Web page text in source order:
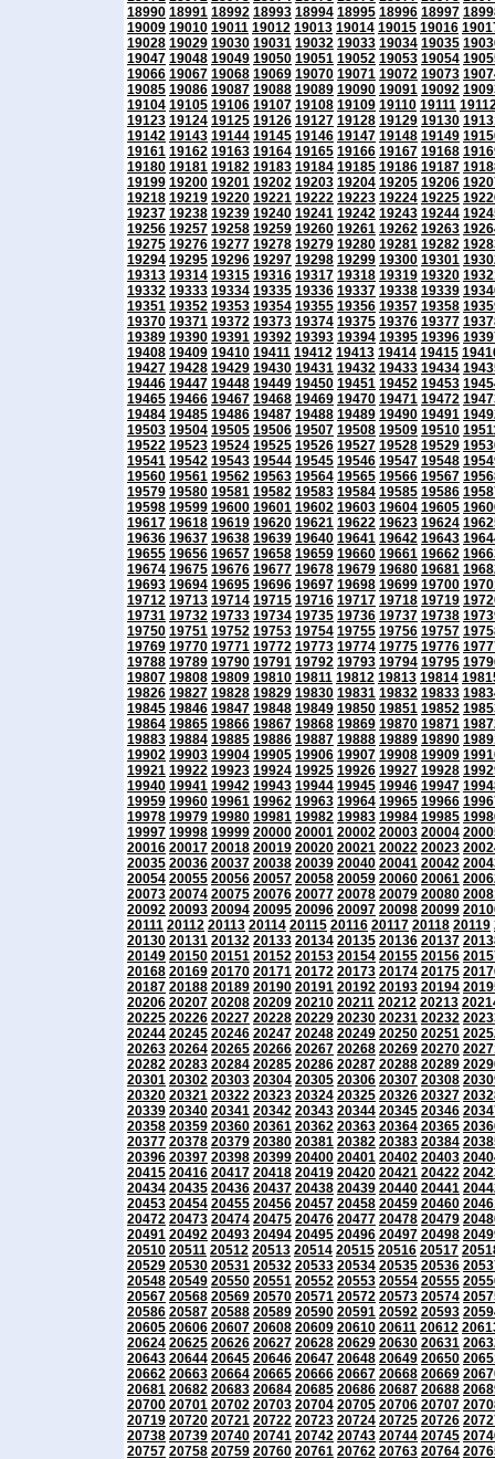
18990 18991 18992 18993 18994 18995 18996 18997
19009 19010 19011 19012 19013 19014 19015 19016
19028 19029 19030 19031 19032 19033 19034 19035
19047 19048 19049 19050 19051 19052 19053 19054
19066 19067 19068 19069 19070 19071 19072 19073
19085 19086 19087 19088 19089 19090 19091 19092
19104 19105 19106 19107 19108 19109 19110 19111
19123 19124 19125 19126 19127 19128 19129 19130
19142 19143 19144 19145 19146 19147 19148 19149
19161 19162 19163 19164 19165 19166 19167 19168
19180 19181 19182 19183 19184 19185 19186 19187
19199 19200 19201 19202 19203 19204 19205 19206
19218 19219 19220 19221 19222 19223 19224 19225
19237 19238 19239 19240 19241 19242 19243 19244
19256 19257 19258 19259 19260 19261 19262 19263
19275 19276 19277 19278 19279 19280 19281 19282
19294 19295 19296 19297 19298 19299 19300 19301
19313 19314 19315 19316 19317 19318 19319 19320
19332 19333 19334 19335 19336 19337 19338 19339
19351 19352 19353 19354 19355 19356 19357 19358
19370 19371 19372 19373 19374 19375 19376 19377
19389 19390 19391 19392 19393 19394 19395 19396
19408 19409 19410 19411 19412 19413 19414 19415
19427 19428 19429 19430 19431 19432 19433 19434
19446 19447 19448 19449 19450 19451 19452 19453
19465 19466 19467 19468 19469 19470 19471 19472
19484 19485 19486 19487 19488 19489 19490 19491
19503 19504 19505 19506 19507 19508 19509 19510
19522 19523 19524 19525 19526 19527 19528 19529
19541 19542 19543 19544 19545 19546 19547 19548
19560 19561 19562 19563 19564 19565 19566 19567
19579 19580 19581 19582 19583 19584 19585 19586
19598 19599 19600 19601 19602 19603 19604 19605
19617 19618 19619 19620 19621 19622 19623 19624
19636 19637 19638 19639 19640 19641 19642 19643
19655 19656 19657 19658 19659 19660 19661 19662
19674 19675 19676 19677 19678 19679 19680 19681
19693 19694 19695 19696 19697 19698 19699 19700
19712 19713 19714 19715 19716 19717 19718 19719
19731 19732 19733 19734 19735 19736 19737 19738
19750 19751 19752 19753 19754 19755 19756 19757
19769 19770 19771 19772 19773 19774 19775 19776
19788 19789 19790 19791 19792 19793 19794 19795
19807 19808 19809 19810 19811 19812 19813 19814
19826 19827 19828 19829 19830 19831 19832 19833
19845 19846 19847 19848 19849 19850 19851 19852
19864 19865 19866 19867 19868 19869 19870 19871
19883 19884 19885 19886 19887 19888 19889 19890
19902 19903 19904 19905 19906 19907 19908 19909
19921 19922 19923 19924 19925 19926 19927 19928
19940 19941 19942 19943 19944 19945 19946 19947
19959 19960 19961 19962 19963 19964 19965 19966
19978 19979 19980 19981 19982 19983 19984 19985
19997 19998 19999 20000 20001 20002 20003 20004
20016 20017 20018 20019 20020 20021 20022 20023
20035 20036 20037 20038 20039 20040 20041 20042
20054 20055 20056 20057 20058 20059 20060 20061
20073 20074 20075 20076 20077 20078 20079 20080
20092 20093 20094 20095 20096 20097 20098 20099
20111 20112 20113 20114 20115 20116 20117 20118 20119
20130 20131 20132 20133 20134 20135 20136 20137
20149 20150 20151 20152 20153 20154 20155 20156
20168 20169 20170 20171 20172 20173 20174 20175
20187 20188 20189 20190 20191 20192 20193 20194
20206 20207 20208 20209 20210 20211 20212 20213
20225 20226 20227 20228 20229 20230 20231 20232
20244 20245 20246 20247 20248 20249 20250 20251
20263 20264 20265 20266 20267 20268 20269 20270
20282 20283 20284 20285 20286 20287 20288 20289
20301 20302 20303 20304 20305 20306 20307 20308
20320 20321 20322 20323 20324 20325 20326 20327
20339 20340 20341 20342 20343 20344 20345 20346
20358 20359 20360 20361 20362 20363 20364 20365
20377 20378 20379 20380 20381 20382 20383 20384
20396 20397 20398 20399 20400 20401 20402 20403
20415 20416 20417 20418 20419 20420 20421 20422
20434 20435 20436 20437 20438 20439 20440 20441
20453 20454 20455 20456 20457 20458 20459 20460
20472 20473 20474 20475 20476 20477 20478 20479
20491 20492 20493 20494 20495 20496 20497 20498
20510 20511 20512 20513 20514 20515 20516 20517
20529 20530 20531 20532 20533 20534 20535 20536
20548 20549 20550 20551 20552 20553 20554 20555
20567 20568 20569 20570 20571 20572 20573 20574
20586 20587 20588 20589 20590 20591 20592 20593
20605 20606 20607 20608 20609 20610 20611 20612
20624 20625 20626 20627 20628 20629 20630 20631
20643 20644 20645 20646 20647 20648 20649 20650
20662 20663 20664 20665 20666 20667 20668 20669
20681 20682 20683 20684 20685 20686 20687 20688
20700 20701 20702 20703 20704 20705 20706 20707
20719 20720 20721 20722 20723 20724 20725 20726
20738 20739 20740 20741 20742 20743 20744 20745
20757 20758 20759 20760 20761 20762 20763 20764